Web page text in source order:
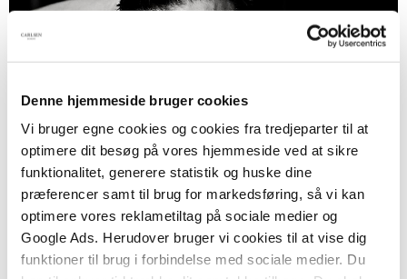
Denne hjemmeside bruger cookies
Vi bruger egne cookies og cookies fra tredjeparter til at
optimere dit besøg på vores hjemmeside ved at sikre
funktionalitet, generere statistik og huske dine
præferencer samt til brug for markedsføring, så vi kan
optimere vores reklametiltag på sociale medier og
Google Ads. Herudover bruger vi cookies til at vise dig
funktioner til brug i forbindelse med sociale medier. Du